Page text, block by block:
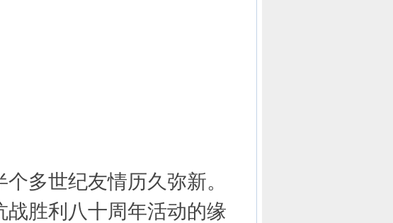
多世纪友情历久弥新。
胜利八十周年活动的缘